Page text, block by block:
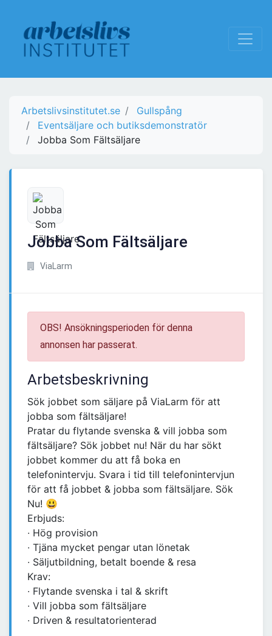
Arbetslivsinstitutet.se
Gullspång
Eventsäljare och butiksdemonstratör
Jobba Som Fältsäljare
Jobba Som Fältsäljare
ViaLarm
OBS! Ansökningsperioden för denna
annonsen har passerat.
Arbetsbeskrivning
Sök jobbet som säljare på ViaLarm för att
jobba som fältsäljare!
Pratar du flytande svenska & vill jobba som
fältsäljare? Sök jobbet nu! När du har sökt
jobbet kommer du att få boka en
telefonintervju. Svara i tid till telefonintervjun
för att få jobbet & jobba som fältsäljare. Sök
Nu! 😃
Erbjuds:
∙ Hög provision
∙ Tjäna mycket pengar utan lönetak
∙ Säljutbildning, betalt boende & resa
Krav:
∙ Flytande svenska i tal & skrift
∙ Vill jobba som fältsäljare
∙ Driven & resultatorienterad